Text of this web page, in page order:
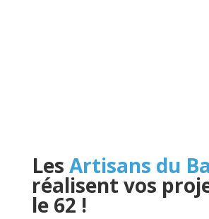
Les Artisans du
réalisent vos
le 62 !